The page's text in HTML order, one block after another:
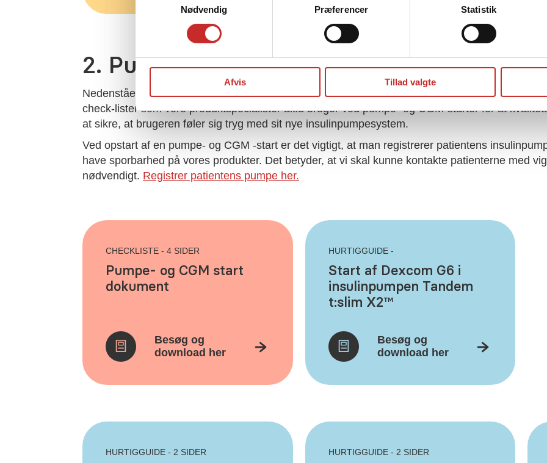
Nødvendig
Præferencer Statistik
Afvis Tillad valgte
2. Pumpe- og CGM-start
Nedenstående dokumenter er rigtige gode at have ved pumpe- og CGM-start. Pumpe- og
check-lister som vore produktspecialister altid bruger ved pumpe- og CGM-starter for at
at sikre, at brugeren føler sig tryg med sit nye insulinpumpesystem.
Ved opstart af en pumpe- og CGM -start er det vigtigt, at man registrerer patientens
have sporbarhed på vores produkter. Det betyder, at vi skal kunne kontakte patienterne med
nødvendigt. Registrer patientens pumpe her.
CHECKLISTE - 4 SIDER
Pumpe- og CGM start
dokument
Besøg og
download her
HURTIGGUIDE -
Start af Dexcom G6 i
insulinpumpen Tandem
t:slim X2™
Besøg og
download her
HURTIGGUIDE - 2 SIDER HURTIGGUIDE - 2 SIDER